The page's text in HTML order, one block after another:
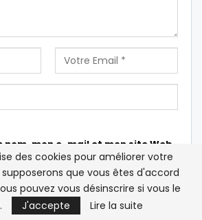
nom, mon e-mail et mon site Web
pour la prochaine fois que je
des cookies pour améliorer votre
que vous êtes d'accord
pouvez vous désinscrire si vous le
J'accepte Lire la suite